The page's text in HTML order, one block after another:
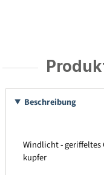
Beschreibung
Windlicht - geriffeltes
kupfer